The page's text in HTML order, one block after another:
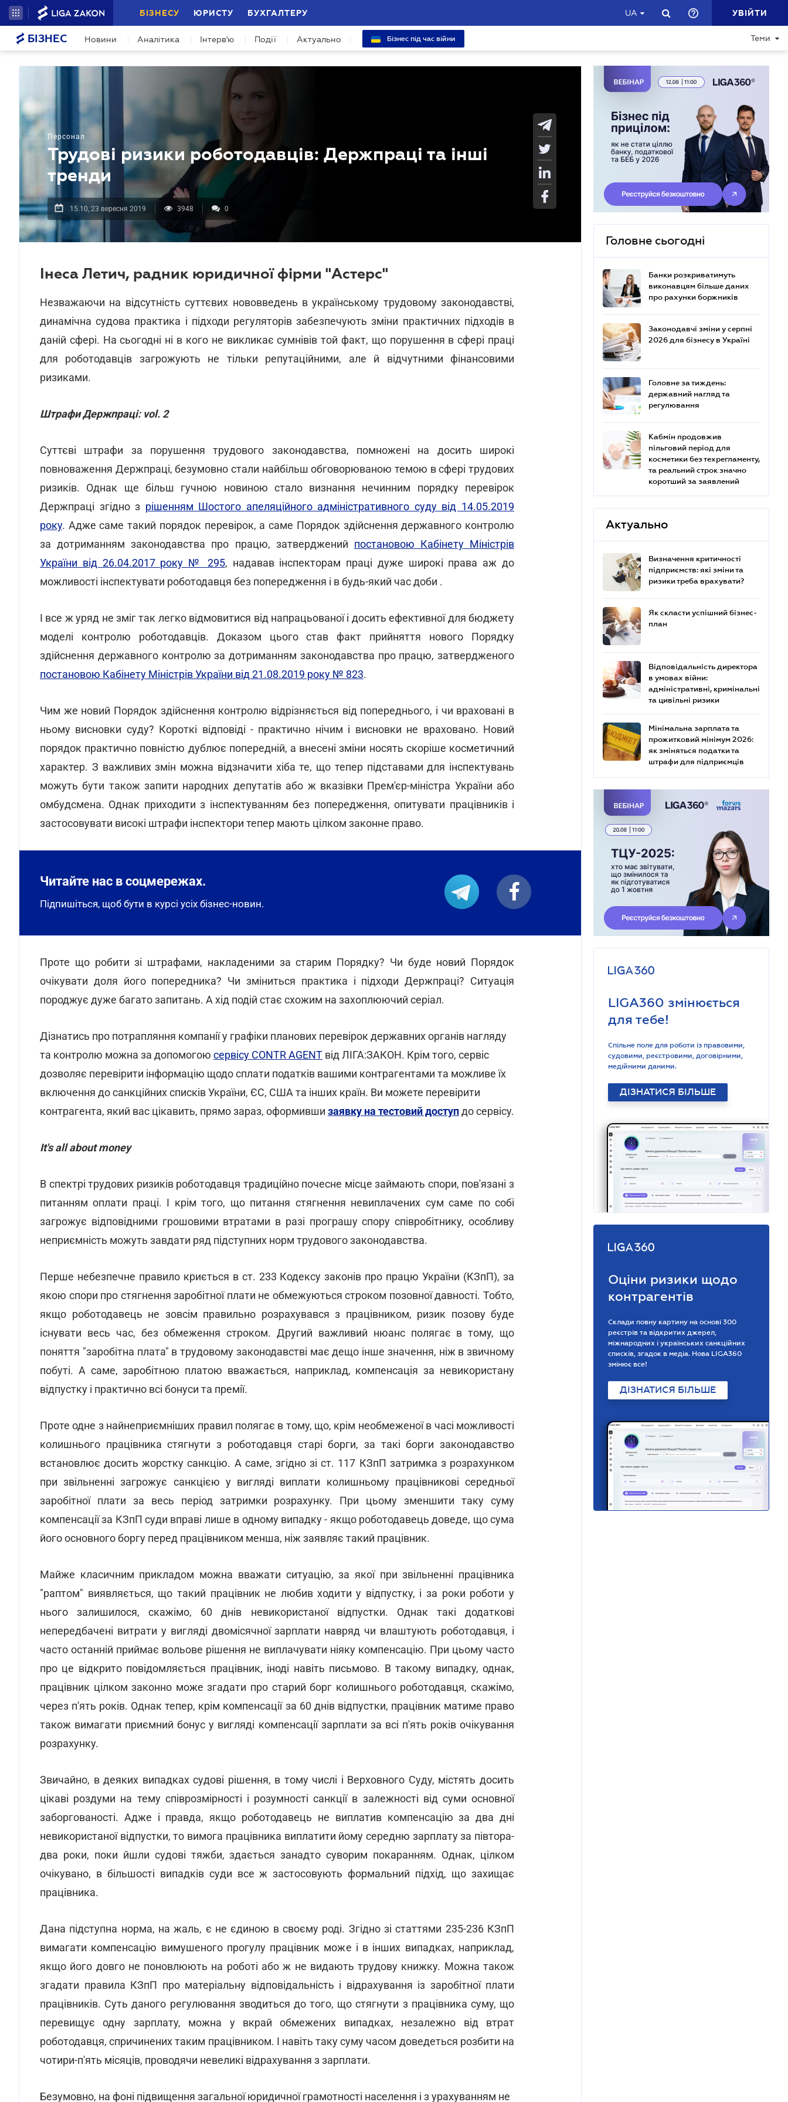
БІЗНЕСУ ЮРИСТУ БУХГАЛТЕРУ UA УВІЙТИ
БІЗНЕС Новини Аналітика Інтерв'ю Події Актуально Бізнес під час війни Теми
Персонал
Трудові ризики роботодавців: Держпраці та інші
тренди
15.10, 23 вересня 2019 3948 0
Інеса Летич, радник юридичної фірми "Астерс"
Незважаючи на відсутність суттєвих нововведень в українському трудовому законодавстві,
динамічна судова практика і підходи регуляторів забезпечують зміни практичних підходів в
даній сфері. На сьогодні ні в кого не викликає сумнівів той факт, що порушення в сфері праці
для роботодавців загрожують не тільки репутаційними, але й відчутними фінансовими
ризиками.
Штрафи Держпраці: vol. 2
Суттєві штрафи за порушення трудового законодавства, помножені на досить широкі
повноваження Держпраці, безумовно стали найбільш обговорюваною темою в сфері трудових
ризиків. Однак ще більш гучною новиною стало визнання нечинним порядку перевірок
Держпраці згідно з рішенням Шостого апеляційного адміністративного суду від 14.05.2019
року. Адже саме такий порядок перевірок, а саме Порядок здійснення державного контролю
за дотриманням законодавства про працю, затверджений постановою Кабінету Міністрів
України від 26.04.2017 року № 295, надавав інспекторам праці дуже широкі права аж до
можливості інспектувати роботодавця без попередження і в будь-який час доби .
І все ж уряд не зміг так легко відмовитися від напрацьованої і досить ефективної для бюджету
моделі контролю роботодавців. Доказом цього став факт прийняття нового Порядку
здійснення державного контролю за дотриманням законодавства про працю, затвердженого
постановою Кабінету Міністрів України від 21.08.2019 року № 823.
Чим же новий Порядок здійснення контролю відрізняється від попереднього, і чи враховані в
ньому висновки суду? Короткі відповіді - практично нічим і висновки не враховано. Новий
порядок практично повністю дублює попередній, а внесені зміни носять скоріше косметичний
характер. З важливих змін можна відзначити хіба те, що тепер підставами для інспектувань
можуть бути також запити народних депутатів або ж вказівки Прем'єр-міністра України або
омбудсмена. Однак приходити з інспектуванням без попередження, опитувати працівників і
застосовувати високі штрафи інспектори тепер мають цілком законне право.
Читайте нас в соцмережах.
Підпишіться, щоб бути в курсі усіх бізнес-новин.
Проте що робити зі штрафами, накладеними за старим Порядку? Чи буде новий Порядок
очікувати доля його попередника? Чи зміниться практика і підходи Держпраці? Ситуація
породжує дуже багато запитань. А хід подій стає схожим на захоплюючий серіал.
Дізнатись про потрапляння компанії у графіки планових перевірок державних органів нагляду
та контролю можна за допомогою сервісу CONTR AGENT від ЛІГА:ЗАКОН. Крім того, сервіс
дозволяє перевірити інформацію щодо сплати податків вашими контрагентами та можливе їх
включення до санкційних списків України, ЄС, США та інших країн. Ви можете перевірити
контрагента, який вас цікавить, прямо зараз, оформивши заявку на тестовий доступдо сервісу.
It's all about money
В спектрі трудових ризиків роботодавця традиційно почесне місце займають спори, пов'язані з
питанням оплати праці. І крім того, що питання стягнення невиплачених сум саме по собі
загрожує відповідними грошовими втратами в разі програшу спору співробітнику, особливу
неприємність можуть завдати ряд підступних норм трудового законодавства.
Перше небезпечне правило криється в ст. 233 Кодексу законів про працю України (КЗпП), за
якою спори про стягнення заробітної плати не обмежуються строком позовної давності. Тобто,
якщо роботодавець не зовсім правильно розрахувався з працівником, ризик позову буде
існувати весь час, без обмеження строком. Другий важливий нюанс полягає в тому, що
поняття "заробітна плата" в трудовому законодавстві має дещо інше значення, ніж в звичному
побуті. А саме, заробітною платою вважається, наприклад, компенсація за невикористану
відпустку і практично всі бонуси та премії.
Проте одне з найнеприємніших правил полягає в тому, що, крім необмеженої в часі можливості
колишнього працівника стягнути з роботодавця старі борги, за такі борги законодавство
встановлює досить жорстку санкцію. А саме, згідно зі ст. 117 КЗпП затримка з розрахунком
при звільненні загрожує санкцією у вигляді виплати колишньому працівникові середньої
заробітної плати за весь період затримки розрахунку. При цьому зменшити таку суму
компенсації за КЗпП суди вправі лише в одному випадку - якщо роботодавець доведе, що сума
його основного боргу перед працівником менша, ніж заявляє такий працівник.
Майже класичним прикладом можна вважати ситуацію, за якої при звільненні працівника
"раптом" виявляється, що такий працівник не любив ходити у відпустку, і за роки роботи у
нього залишилося, скажімо, 60 днів невикористаної відпустки. Однак такі додаткові
непередбачені витрати у вигляді двомісячної зарплати навряд чи влаштують роботодавця, і
часто останній приймає вольове рішення не виплачувати ніяку компенсацію. При цьому часто
про це відкрито повідомляється працівник, іноді навіть письмово. В такому випадку, однак,
працівник цілком законно може згадати про старий борг колишнього роботодавця, скажімо,
через п'ять років. Однак тепер, крім компенсації за 60 днів відпустки, працівник матиме право
також вимагати приємний бонус у вигляді компенсації зарплати за всі п'ять років очікування
розрахунку.
Звичайно, в деяких випадках судові рішення, в тому числі і Верховного Суду, містять досить
цікаві роздуми на тему співрозмірності і розумності санкції в залежності від суми основної
заборгованості. Адже і правда, якщо роботодавець не виплатив компенсацію за два дні
невикористаної відпустки, то вимога працівника виплатити йому середню зарплату за півтора-
два роки, поки йшли судові тяжби, здається занадто суворим покаранням. Однак, цілком
очікувано, в більшості випадків суди все ж застосовують формальний підхід, що захищає
працівника.
Дана підступна норма, на жаль, є не єдиною в своєму роді. Згідно зі статтями 235-236 КЗпП
вимагати компенсацію вимушеного прогулу працівник може і в інших випадках, наприклад,
якщо його довго не поновлюють на роботі або ж не видають трудову книжку. Можна також
згадати правила КЗпП про матеріальну відповідальність і відрахування із заробітної плати
працівників. Суть даного регулювання зводиться до того, що стягнути з працівника суму, що
перевищує одну зарплату, можна у вкрай обмежених випадках, незалежно від втрат
роботодавця, спричинених таким працівником. І навіть таку суму часом доведеться розбити на
чотири-п'ять місяців, проводячи невеликі відрахування з зарплати.
Безумовно, на фоні підвищення загальної юридичної грамотності населення і з урахуванням не
Головне сьогодні
Банки розкриватимуть
виконавцям більше даних
про рахунки боржників
Законодавчі зміни у серпні
2026 для бізнесу в Україні
Головне за тиждень:
державний нагляд та
регулювання
Кабмін продовжив
пільговий період для
косметики без техрегламенту,
та реальний строк значно
коротший за заявлений
Актуально
Визначення критичності
підприємств: які зміни та
ризики треба врахувати?
Як скласти успішний бізнес-
план
Відповідальність директора
в умовах війни:
адміністративні, кримінальні
та цивільні ризики
Мінімальна зарплата та
прожитковий мінімум 2026:
як зміняться податки та
штрафи для підприємців
LIGA360 змінюється
для тебе!
Спільне поле для роботи із правовими,
судовими, реєстровими, договірними,
медійними даними.
ДІЗНАТИСЯ БІЛЬШЕ
Оціни ризики щодо
контрагентів
Склади повну картину на основі 300
реєстрів та відкритих джерел,
міжнародних і українських санкційних
списків, згадок в медіа. Нова LIGA360
змінює все!
ДІЗНАТИСЯ БІЛЬШЕ